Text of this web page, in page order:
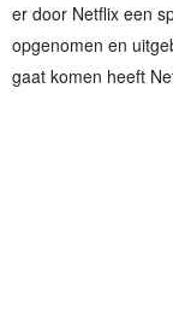
er door Netflix een
opgenomen en
gaat komen heeft